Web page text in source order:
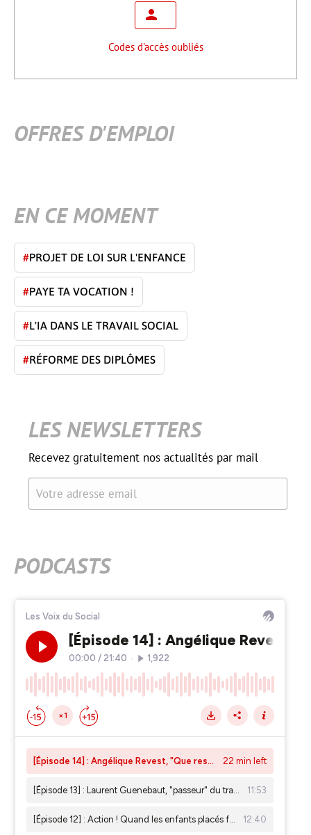
Codes d'accès oubliés
OFFRES D'EMPLOI
EN CE MOMENT
#PROJET DE LOI SUR L'ENFANCE
#PAYE TA VOCATION !
#L'IA DANS LE TRAVAIL SOCIAL
#RÉFORME DES DIPLÔMES
LES NEWSLETTERS
Recevez gratuitement nos actualités par mail
Votre adresse email
PODCASTS